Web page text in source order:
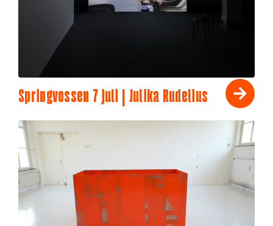
Springvossen 7 juli | Julika Rudelius